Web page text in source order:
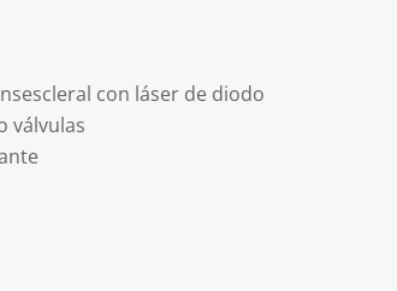
con láser de diodo
válvulas